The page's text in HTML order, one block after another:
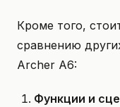
Кроме того,
сравнению
Archer A6:
Функции и